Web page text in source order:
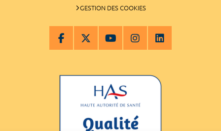
GESTION DES COOKIES